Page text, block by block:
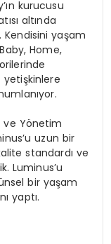
kurucusu
altında
Kendisini yaşam
Home,
yetişkinlere
ve Yönetim
uzun bir
standardı ve
Luminus’u
bir yaşam
yaptı.